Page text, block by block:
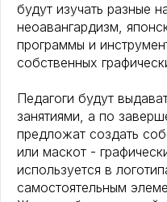
будут изучать разные
неоавангардизм,
программы и
собственных
Педагоги будут
занятиями, а по
предложат создать
или маскот -
используется в
самостоятельным